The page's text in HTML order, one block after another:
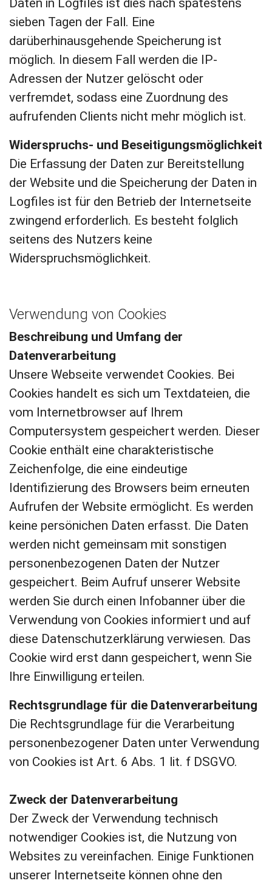
Daten in Logfiles ist dies nach spätestens
sieben Tagen der Fall. Eine
darüberhinausgehende Speicherung ist
möglich. In diesem Fall werden die IP-
Adressen der Nutzer gelöscht oder
verfremdet, sodass eine Zuordnung des
aufrufenden Clients nicht mehr möglich ist.
Widerspruchs- und Beseitigungsmöglichkeit
Die Erfassung der Daten zur Bereitstellung
der Website und die Speicherung der Daten in
Logfiles ist für den Betrieb der Internetseite
zwingend erforderlich. Es besteht folglich
seitens des Nutzers keine
Widerspruchsmöglichkeit.
Verwendung von Cookies
Beschreibung und Umfang der
Datenverarbeitung
Unsere Webseite verwendet Cookies. Bei
Cookies handelt es sich um Textdateien, die
vom Internetbrowser auf Ihrem
Computersystem gespeichert werden. Dieser
Cookie enthält eine charakteristische
Zeichenfolge, die eine eindeutige
Identifizierung des Browsers beim erneuten
Aufrufen der Website ermöglicht. Es werden
keine persönichen Daten erfasst. Die Daten
werden nicht gemeinsam mit sonstigen
personenbezogenen Daten der Nutzer
gespeichert. Beim Aufruf unserer Website
werden Sie durch einen Infobanner über die
Verwendung von Cookies informiert und auf
diese Datenschutzerklärung verwiesen. Das
Cookie wird erst dann gespeichert, wenn Sie
Ihre Einwilligung erteilen.
Rechtsgrundlage für die Datenverarbeitung
Die Rechtsgrundlage für die Verarbeitung
personenbezogener Daten unter Verwendung
von Cookies ist Art. 6 Abs. 1 lit. f DSGVO.
Zweck der Datenverarbeitung
Der Zweck der Verwendung technisch
notwendiger Cookies ist, die Nutzung von
Websites zu vereinfachen. Einige Funktionen
unserer Internetseite können ohne den